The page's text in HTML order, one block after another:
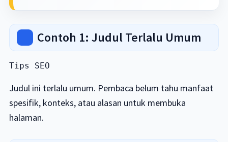
Contoh 1: Judul Terlalu Umum
Tips SEO
Judul ini terlalu umum. Pembaca belum tahu manfaat
spesifik, konteks, atau alasan untuk membuka
halaman.